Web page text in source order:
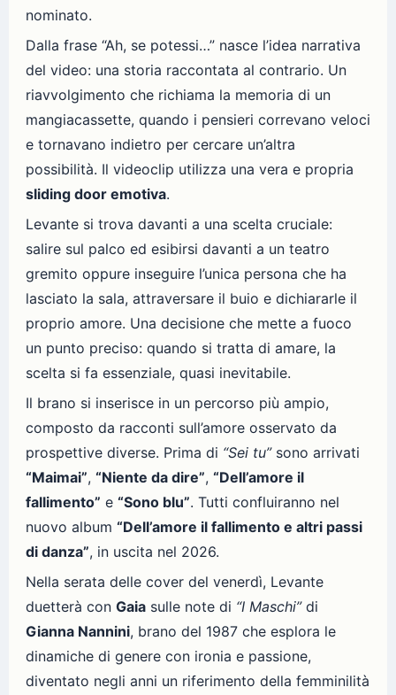
nominato.
Dalla frase “Ah, se potessi…” nasce l’idea narrativa
del video: una storia raccontata al contrario. Un
riavvolgimento che richiama la memoria di un
mangiacassette, quando i pensieri correvano veloci
e tornavano indietro per cercare un’altra
possibilità. Il videoclip utilizza una vera e propria
sliding door emotiva.
Levante si trova davanti a una scelta cruciale:
salire sul palco ed esibirsi davanti a un teatro
gremito oppure inseguire l’unica persona che ha
lasciato la sala, attraversare il buio e dichiararle il
proprio amore. Una decisione che mette a fuoco
un punto preciso: quando si tratta di amare, la
scelta si fa essenziale, quasi inevitabile.
Il brano si inserisce in un percorso più ampio,
composto da racconti sull’amore osservato da
prospettive diverse. Prima di “Sei tu”sono arrivati
“Maimai”, “Niente da dire”, “Dell’amore il
fallimento” e “Sono blu”. Tutti confluiranno nel
nuovo album “Dell’amore il fallimento e altri passi
di danza”, in uscita nel 2026.
Nella serata delle cover del venerdì, Levante
duetterà con Gaia sulle note di “I Maschi”di
Gianna Nannini, brano del 1987 che esplora le
dinamiche di genere con ironia e passione,
diventato negli anni un riferimento della femminilità